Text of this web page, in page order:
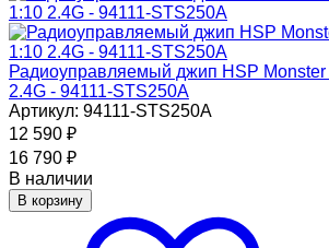
Радиоуправляемый джип HSP
2.4G - 94111-STS250A
Артикул: 94111-STS250A
12 590 ₽
16 790 ₽
В наличии
В корзину